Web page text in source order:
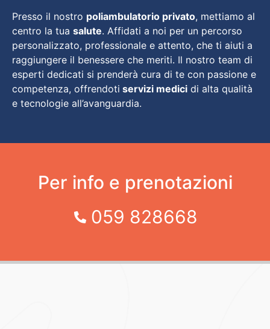
Presso il nostro poliambulatorio privato, mettiamo al
centro la tua salute. Affidati a noi per un percorso
personalizzato, professionale e attento, che ti aiuti a
raggiungere il benessere che meriti. Il nostro team di
esperti dedicati si prenderà cura di te con passione e
competenza, offrendoti servizi medici di alta qualità
e tecnologie all’avanguardia.
Per info e prenotazioni
059 828668